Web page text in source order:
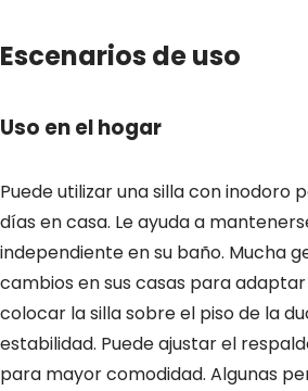
Escenarios de uso
Uso en el hogar
Puede utilizar una silla con inodoro
días en casa. Le ayuda a
independiente en su baño. Mucha
cambios en sus casas para adaptar
colocar la silla sobre el piso de la
estabilidad. Puede ajustar el
para mayor comodidad. Algunas